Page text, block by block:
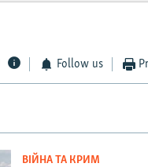
Follow us
ВІЙНА ТА КРИМ